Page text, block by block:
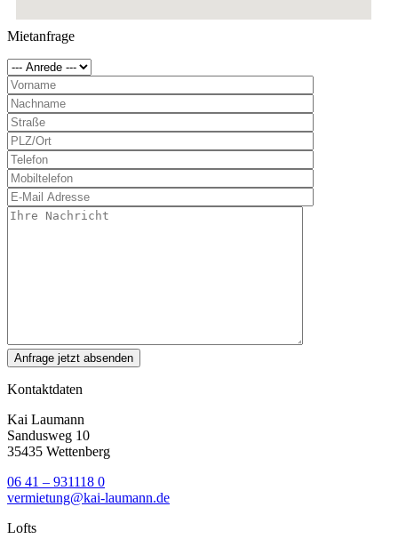
Mietanfrage
Kontaktdaten
Kai Laumann
Sandusweg 10
35435 Wettenberg
06 41 – 931118 0
vermietung@kai-laumann.de
Lofts